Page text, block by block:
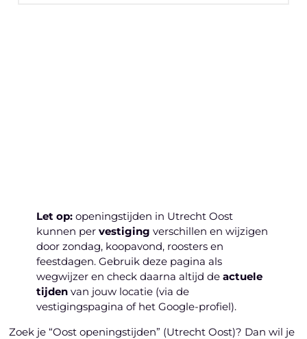
Let op: openingstijden in Utrecht Oost
kunnen pervestiging verschillen en wijzigen
door zondag, koopavond, roosters en
feestdagen. Gebruik deze pagina als
wegwijzer en check daarna altijd deactuele
tijden van jouw locatie (via de
vestigingspagina of het Google-profiel).
Zoek je “Oost openingstijden” (Utrecht Oost)? Dan wil je